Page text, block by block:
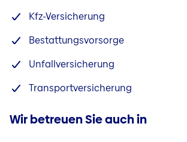
Kfz-Versicherung
Bestattungsvorsorge
Unfallversicherung
Transportversicherung
Wir betreuen Sie auch in